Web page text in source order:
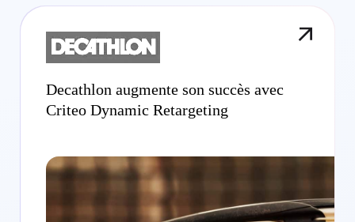
Decathlon augmente son succès avec
Criteo Dynamic Retargeting